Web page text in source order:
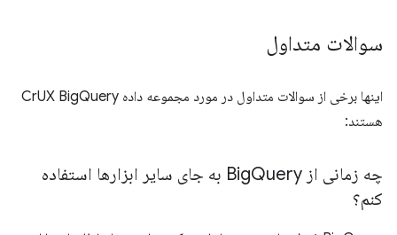
سوالات متداول
اینها برخی از سوالات متداول در مورد مجموعه داده CrUX BigQuery
هستند:
چه زمانی از Big
Query به جای سایر ابزارها استفاده
کنم؟